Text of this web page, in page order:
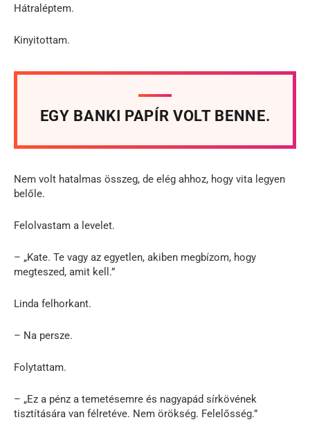
Hátraléptem.
Kinyitottam.
EGY BANKI PAPÍR VOLT BENNE.
Nem volt hatalmas összeg, de elég ahhoz, hogy vita legyen
belőle.
Felolvastam a levelet.
– „Kate. Te vagy az egyetlen, akiben megbízom, hogy
megteszed, amit kell.”
Linda felhorkant.
– Na persze.
Folytattam.
– „Ez a pénz a temetésemre és nagyapád sírkövének
tisztítására van félretéve. Nem örökség. Felelősség.”